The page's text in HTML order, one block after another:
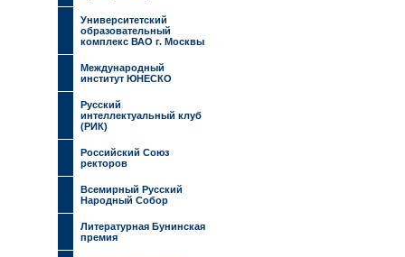
Университетский
образовательный
комплекс ВАО г. Москвы
Международный
институт ЮНЕСКО
Русский
интеллектуальный клуб
(РИК)
Российский Союз
ректоров
Всемирный Русский
Народный Собор
Литературная Бунинская
премия